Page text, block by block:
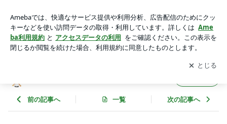
アプリをダウンロードして ブログの更新通知
を受け取りまし
ょう。
開く
前の記事へ 一覧 次の記事へ